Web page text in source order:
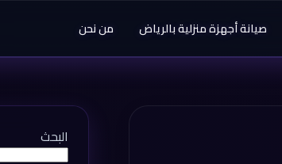
صيانة أجهزة منزلية بالرياض من نحن
البحث